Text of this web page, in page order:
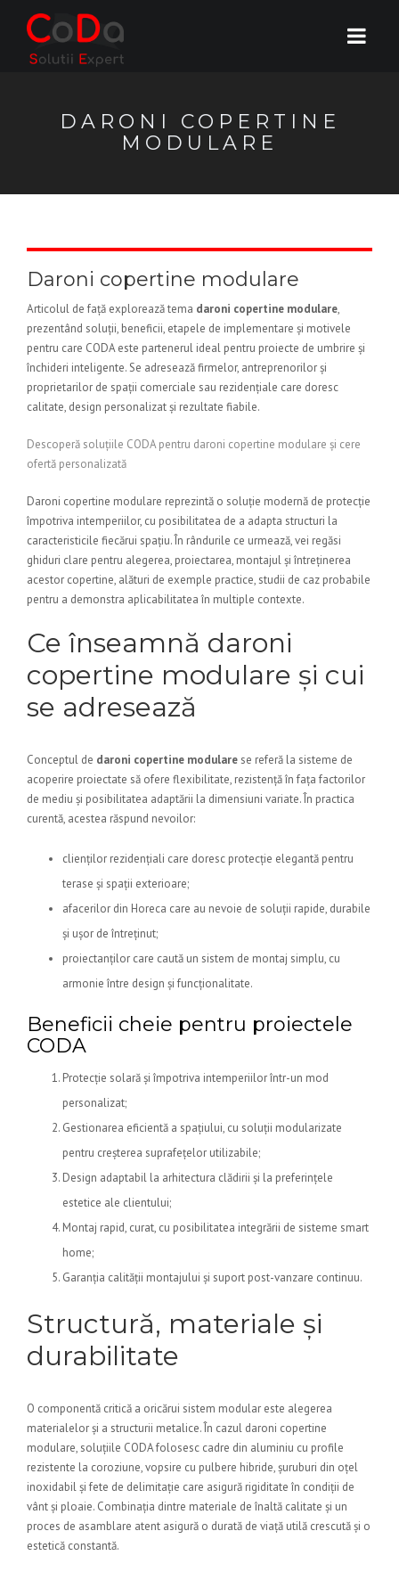
DARONI COPERTINE
MODULARE
Daroni copertine modulare
Articolul de față explorează tema daroni copertine modulare,
prezentând soluții, beneficii, etapele de implementare și motivele
pentru care CODA este partenerul ideal pentru proiecte de umbrire și
închideri inteligente. Se adresează firmelor, antreprenorilor și
proprietarilor de spații comerciale sau rezidențiale care doresc
calitate, design personalizat și rezultate fiabile.
Descoperă soluțiile CODA pentru daroni copertine modulare și cere
ofertă personalizată
Daroni copertine modulare reprezintă o soluție modernă de protecție
împotriva intemperiilor, cu posibilitatea de a adapta structuri la
caracteristicile fiecărui spațiu. În rândurile ce urmează, vei regăsi
ghiduri clare pentru alegerea, proiectarea, montajul și întreținerea
acestor copertine, alături de exemple practice, studii de caz probabile
pentru a demonstra aplicabilitatea în multiple contexte.
Ce înseamnă daroni
copertine modulare și cui
se adresează
Conceptul de daroni copertine modularese referă la sisteme de
acoperire proiectate să ofere flexibilitate, rezistență în fața factorilor
de mediu și posibilitatea adaptării la dimensiuni variate. În practica
curentă, acestea răspund nevoilor:
clienților rezidențiali care doresc protecție elegantă pentru
terase și spații exterioare;
afacerilor din Horeca care au nevoie de soluții rapide, durabile
și ușor de întreținut;
proiectanților care caută un sistem de montaj simplu, cu
armonie între design și funcționalitate.
Beneficii cheie pentru proiectele
CODA
Protecție solară și împotriva intemperiilor într-un mod
personalizat;
Gestionarea eficientă a spațiului, cu soluții modularizate
pentru creșterea suprafețelor utilizabile;
Design adaptabil la arhitectura clădirii și la preferințele
estetice ale clientului;
Montaj rapid, curat, cu posibilitatea integrării de sisteme smart
home;
Garanția calității montajului și suport post-vanzare continuu.
Structură, materiale și
durabilitate
O componentă critică a oricărui sistem modular este alegerea
materialelor și a structurii metalice. În cazul daroni copertine
modulare, soluțiile CODA folosesc cadre din aluminiu cu profile
rezistente la coroziune, vopsire cu pulbere hibride, șuruburi din oțel
inoxidabil și fete de delimitație care asigură rigiditate în condiții de
vânt și ploaie. Combinația dintre materiale de înaltă calitate și un
proces de asamblare atent asigură o durată de viață utilă crescută și o
estetică constantă.